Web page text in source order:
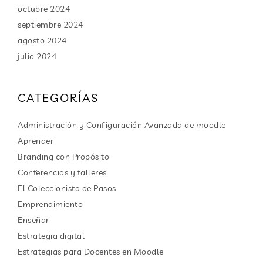
octubre 2024
septiembre 2024
agosto 2024
julio 2024
CATEGORÍAS
Administración y Configuración Avanzada de moodle
Aprender
Branding con Propósito
Conferencias y talleres
El Coleccionista de Pasos
Emprendimiento
Enseñar
Estrategia digital
Estrategias para Docentes en Moodle